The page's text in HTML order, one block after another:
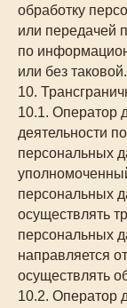
обработку
или передачей
по
или без таковой.
10.
10.1. Оператор
деятельности
персональных
персональных
осуществлять
персональных
направляется
осуществлять
10.2. Оператор